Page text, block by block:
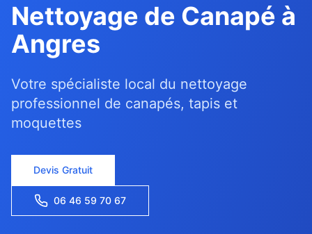
Nettoyage de Canapé à
Angres
Votre spécialiste local du nettoyage
professionnel de canapés, tapis et
moquettes
Devis Gratuit
06 46 59 70 67